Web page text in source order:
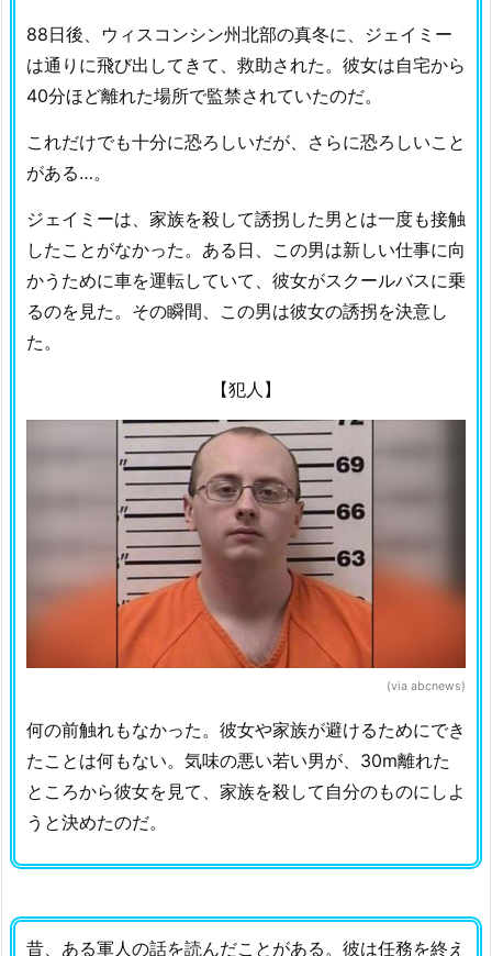
88日後、ウィスコンシン州北部の真冬に、ジェイミー
は通りに飛び出してきて、救助された。彼女は自宅から
40分ほど離れた場所で監禁されていたのだ。
これだけでも十分に恐ろしいだが、さらに恐ろしいこと
がある…。
ジェイミーは、家族を殺して誘拐した男とは一度も接触
したことがなかった。ある日、この男は新しい仕事に向
かうために車を運転していて、彼女がスクールバスに乗
るのを見た。その瞬間、この男は彼女の誘拐を決意し
た。
【犯人】
(via abcnews)
何の前触れもなかった。彼女や家族が避けるためにでき
たことは何もない。気味の悪い若い男が、30m離れた
ところから彼女を見て、家族を殺して自分のものにしよ
うと決めたのだ。
昔、ある軍人の話を読んだことがある。彼は任務を終え